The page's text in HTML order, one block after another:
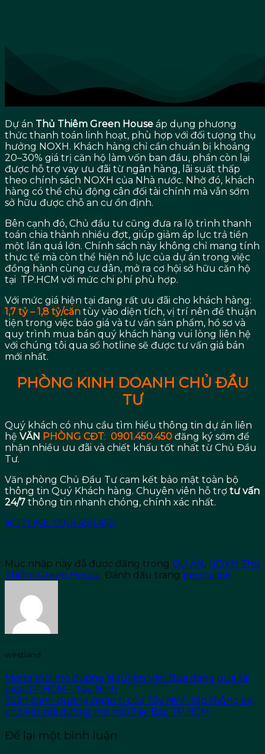
Dự án Thủ Thiêm Green House áp dụng phương
thức thanh toán linh hoạt, phù hợp với đối tượng thụ
hưởng NOXH. Khách hàng chỉ cần chuẩn bị khoảng
20–30% giá trị căn hộ làm vốn ban đầu, phần còn lại
được hỗ trợ vay ưu đãi từ ngân hàng, lãi suất thấp
theo chính sách NOXH của Nhà nước. Nhờ đó, khách
hàng có thể chủ động cân đối tài chính mà vẫn sớm
sở hữu được chỗ an cư ổn định.
Bên cạnh đó, Chủ đầu tư cũng đưa ra lộ trình thanh
toán chia thành nhiều đợt, giúp giảm áp lực trả tiền
một lần quá lớn. Chính sách này không chỉ mang tính
thực tế mà còn thể hiện nỗ lực của dự án trong việc
đồng hành cùng cư dân, mở ra cơ hội sở hữu căn hộ
tại TP.HCM với mức chi phí phù hợp.
Với mức giá hiện tại đang rất ưu đãi cho khách hàng:
1,7 tỷ – 1,8 tỷ/căn tùy vào diện tích, vị trí nên để thuận
tiện trong việc báo giá và tư vấn sản phẩm, hồ sơ và
quy trình mua bán quý khách hàng vui lòng liên hệ
với chúng tôi qua số hotline sẽ được tư vấn giá bán
mới nhất.
PHÒNG KINH DOANH CHỦ ĐẦU
TƯ
Quý khách có nhu cầu tìm hiểu thông tin dự án liên
hệ VĂN PHÒNG CĐT: 0901.450.450 đăng ký sớm để
nhận nhiều ưu đãi và chiết khấu tốt nhất từ Chủ Đầu
Tư.
Văn phòng Chủ Đầu Tư cam kết bảo mật toàn bộ
thông tin Quý Khách hàng. Chuyên viên hỗ trợ tư vấn
24/7 thông tin nhanh chóng, chính xác nhất.
HOTLINE: 0901.450.450
Mục nhập này đã được đăng trong DỰ ÁN , NOXH Thủ
Thiêm Green House. Đánh dấu trang permalink.
westland
Mong mỏi mở đường Nguyễn Văn Bứa đang quá tải
giữa TP.HCM – Tây Ninh
Toàn cảnh đường ngàn tỉ của Tây Ninh sắp thông xe,
chờ kết nối đường mở mới Tây Bắc TP.HCM
Để lại một bình luận